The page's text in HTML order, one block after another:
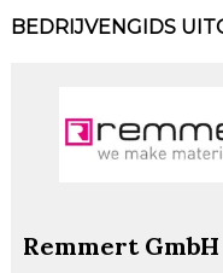
BEDRIJVENGIDS
Remmert GmbH